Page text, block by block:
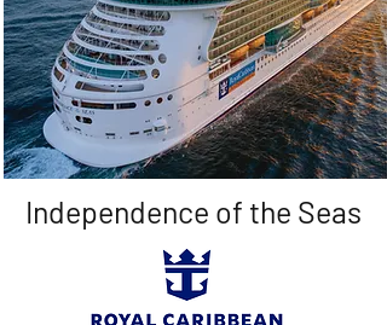
Independence of the Seas